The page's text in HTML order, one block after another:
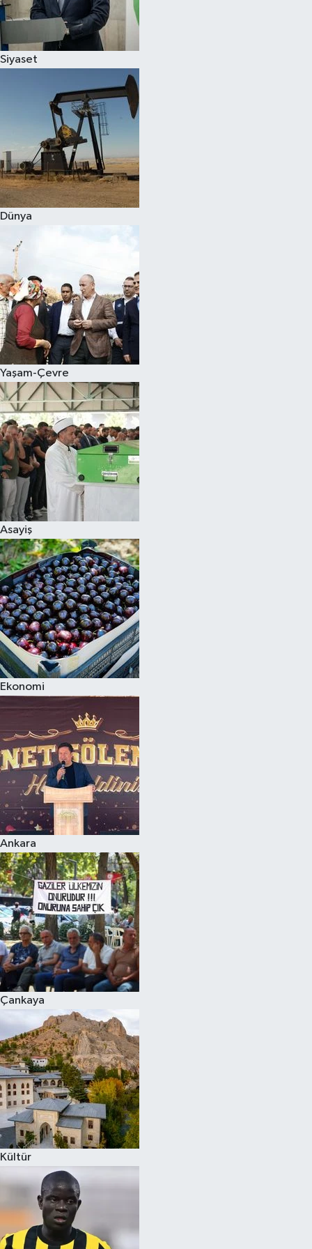
Siyaset
Dünya
Yaşam-Çevre
Asayiş
Ekonomi
Ankara
Çankaya
Kültür
Spor
Çocuk
Eğitim
Hava Durumu
Kadın
Kültür Sanat
Sağlık
Siyaset
Teknoloji
Televizyon
Yaşam-Çevre